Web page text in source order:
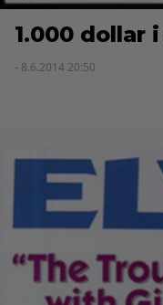
1.000 dollar
- 8.6.2014 20:50